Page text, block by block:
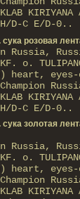
KIRIYANA
D-С E/D-0..
розовая
Russia,
о.
heart,
KIRIYANA
D-С E/D-0..
золотая
Russia,
о.
heart,
KIRIYANA